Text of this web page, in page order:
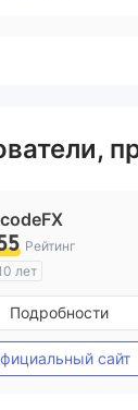
Рейтинг
лет
в
Мейкинг (MM)
стандарт MT4
Подробности
сайт